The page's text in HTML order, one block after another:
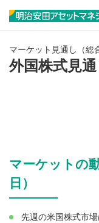
マーケット見通し（総
外国株式見通
マーケットの
日）
先週の米国株式市